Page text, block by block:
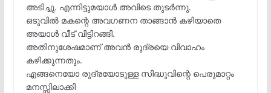
അടിച്ചു. എന്നിട്ടുമയാൾ അവിടെ തുടർന്നു.
ഒടുവിൽ മകന്റെ അവഗണന താങ്ങാൻ കഴിയാതെ
അയാൾ വീട് വിട്ടിറങ്ങി.
അതിനുശേഷമാണ് അവൻ രുദ്രയെ വിവാഹം
കഴിക്കുന്നതും.
എങ്ങനെയോ രുദ്രയോടുള്ള സിദ്ധുവിന്റെ പെരുമാറ്റം
മനസ്സിലാക്കി